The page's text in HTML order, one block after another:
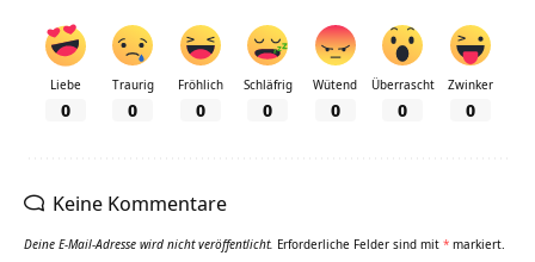
Liebe
0
Traurig
0
Fröhlich
0
Schläfrig
0
Wütend
0
Überrascht
0
Zwinker
0
Keine Kommentare
Deine E-Mail-Adresse wird nicht veröffentlicht. Erforderliche Felder sind mit * markiert.